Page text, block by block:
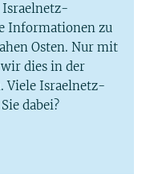
Israelnetz-
Informationen zu
Osten. Nur mit
dies in der
Viele Israelnetz-
dabei?